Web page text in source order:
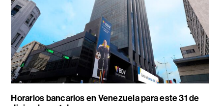
Horarios bancarios en Venezuela para este 31 de